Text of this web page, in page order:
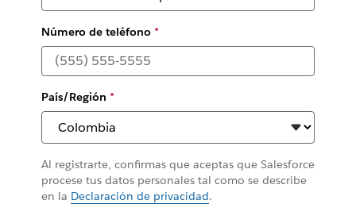
Número de teléfono*
País/Región *
Al registrarte, confirmas que aceptas que Salesforce
procese tus datos personales tal como se describe
en la Declaración de privacidad.